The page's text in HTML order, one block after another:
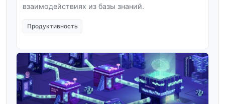
взаимодействиях из базы знаний.
Продуктивность